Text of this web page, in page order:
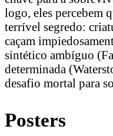
logo, eles percebem
terrível segredo:
caçam
sintético ambíguo
determinada
desafio mortal para
Posters